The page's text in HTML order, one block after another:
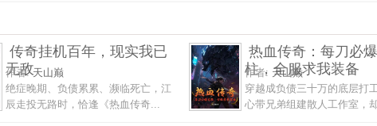
传奇挂机百年，现实我已
无敌
作者:天山巅
绝症晚期、负债累累、濒临死亡，江
辰走投无路时，恰逢《热血传奇...
热血传奇：每刀必
柱，全服求我装备
作者: 天山巅
穿越成负债三十万的底层打
心带兄弟组建散人工作室，